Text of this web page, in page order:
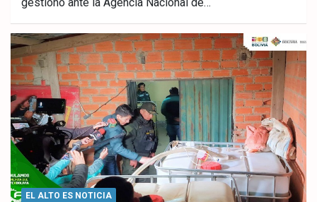
ebo
ok
er
sAp
p
gestionó ante la Agencia Nacional de…
EL ALTO ES NOTICIA